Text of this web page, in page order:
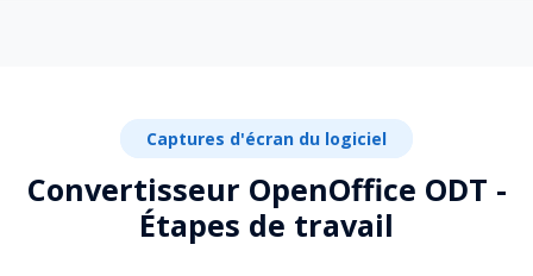
Captures d'écran du logiciel
Convertisseur OpenOffice ODT -
Étapes de travail